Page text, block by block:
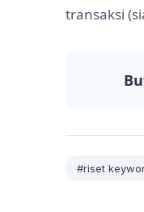
transaksi
#riset